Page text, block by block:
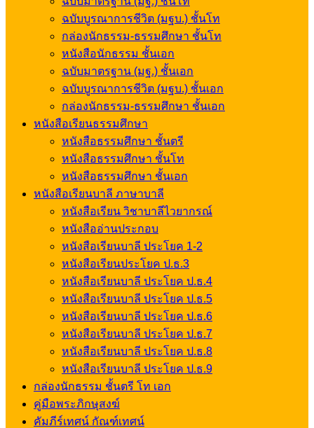
ฉบับบูรณาการชีวิต (มฐบ.) ชั้นโท
กล่องนักธรรม-ธรรมศึกษา ชั้นโท
หนังสือนักธรรม ชั้นเอก
ฉบับมาตรฐาน (มฐ.) ชั้นเอก
ฉบับบูรณาการชีวิต (มฐบ.) ชั้นเอก
กล่องนักธรรม-ธรรมศึกษา ชั้นเอก
หนังสือเรียนธรรมศึกษา
หนังสือธรรมศึกษา ชั้นตรี
หนังสือธรรมศึกษา ชั้นโท
หนังสือธรรมศึกษา ชั้นเอก
หนังสือเรียนบาลี ภาษาบาลี
หนังสือเรียน วิชาบาลีไวยากรณ์
หนังสืออ่านประกอบ
หนังสือเรียนบาลี ประโยค 1-2
หนังสือเรียนประโยค ป.ธ.3
หนังสือเรียนบาลี ประโยค ป.ธ.4
หนังสือเรียนบาลี ประโยค ป.ธ.5
หนังสือเรียนบาลี ประโยค ป.ธ.6
หนังสือเรียนบาลี ประโยค ป.ธ.7
หนังสือเรียนบาลี ประโยค ป.ธ.8
หนังสือเรียนบาลี ประโยค ป.ธ.9
กล่องนักธรรม ชั้นตรี โท เอก
คู่มือพระภิกษุสงฆ์
คัมภีร์เทศน์ กัณฑ์เทศน์